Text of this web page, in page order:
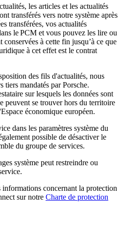
les articles et les actualités
transférés vers notre système après
transférées, vos actualités
le PCM et vous pouvez les lire ou
conservées à cette fin jusqu’à ce que
à cet effet est le contrat
des fils d'actualités, nous
tiers mandatés par Porsche.
sur lesquels les données sont
peuvent se trouver hors du territoire
économique européen.
dans les paramètres système du
possible de désactiver le
du groupe de services.
système peut restreindre ou
concernant la protection
sur notre Charte de protection